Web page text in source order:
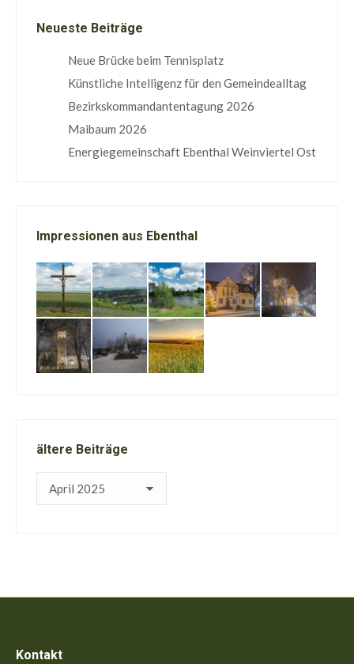
Neueste Beiträge
Neue Brücke beim Tennisplatz
Künstliche Intelligenz für den Gemeindealltag
Bezirkskommandantentagung 2026
Maibaum 2026
Energiegemeinschaft Ebenthal Weinviertel Ost
Impressionen aus Ebenthal
ältere Beiträge
ältere
Kontakt